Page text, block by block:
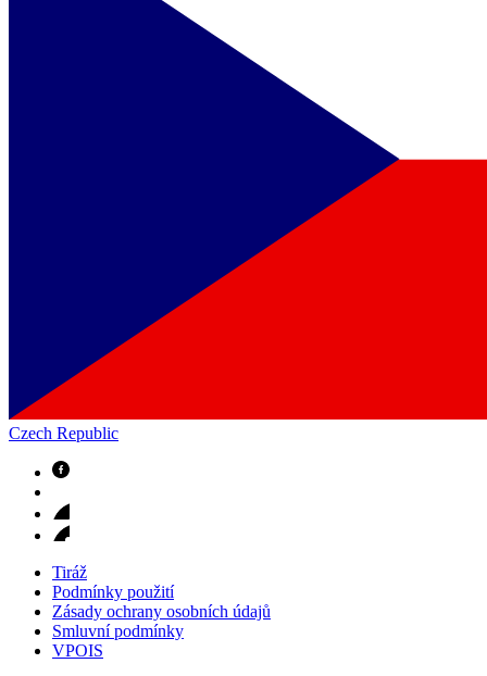
Czech Republic
Tiráž
Podmínky použití
Zásady ochrany osobních údajů
Smluvní podmínky
VPOIS